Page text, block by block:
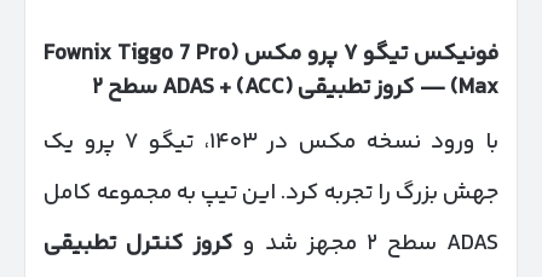
فونیکس تیگو۷ پرو مکس (Fownix Tiggo 7 Pro
Max) —
کروز تطبیقی(ACC) + ADAS سطح۲
با ورود نسخه مکس در ۱۴۰۳، تیگو ۷ پرو یک
جهش بزرگ را تجربه کرد. این تیپ به مجموعه کامل
ADAS سطح ۲ مجهز شد و
کروز کنترل تطبیقی